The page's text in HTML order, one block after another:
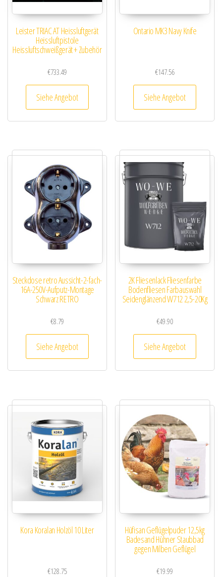
Leister TRIAC AT Heissluftgerät
Heissluftpistole
Heissluftschweißgerät + Zubehör
€733.49
Siehe Angebot
Ontario MK3 Navy Knife
€147.56
Siehe Angebot
Steckdose retro Aussicht-2-fach-
16A-250V-Aufputz-Montage
Schwarz RETRO
€8.79
Siehe Angebot
2K Fliesenlack Fliesenfarbe
Bodenfliesen Farbauswahl
Seidenglänzend W712 2,5-20Kg
€49.90
Siehe Angebot
Kora Koralan Holzöl 10 Liter
€128.75
Hüfisan Geflügelpuder 12,5kg
Badesand Hühner Staubbad
gegen Milben Geflügel
€19.99